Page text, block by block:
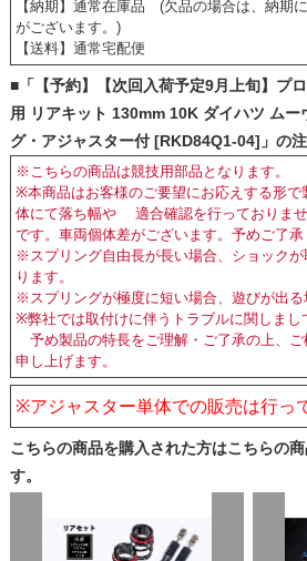
【納期】通常在庫品 (欠品の場合は、納期
がございます。)
【送料】通常宅配便
■「【予約】【次回入荷予定9月上旬】プ
用 リアキット 130mm 10K ダイハツ ム
グ・アジャスター付 [RKD84Q1-04]」の
※こちらの商品は競技用部品となります。
※本商品はお客様のご要望にお応えする形で
体にて落ち幅や 適合確認を行っておりま
です。車両個体差がございます。予めご了承
※スプリング自由長が長い場合、ショック
ります。
※スプリングが極度に短い場合、遊びが出る
※弊社では取付けに伴うトラブルに関しまし
予め製品の特長をご理解・ご了承の上、
申し上げます。
※アジャスター単体での販売は行っ
こちらの商品を購入された方はこちらの
す。